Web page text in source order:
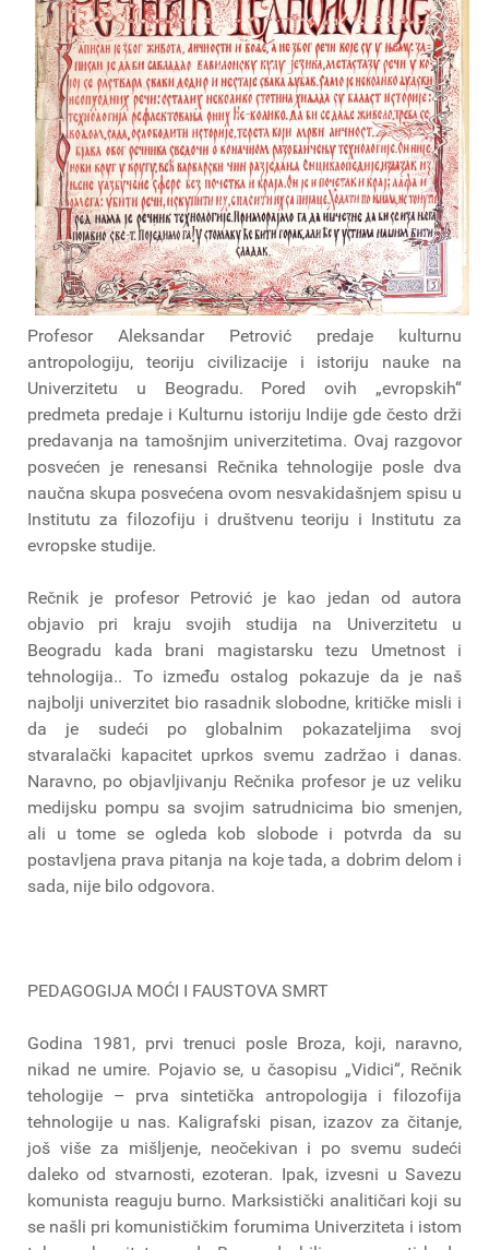
Profesor Aleksandar Petrović predaje kulturnu
antropologiju, teoriju civilizacije i istoriju nauke na
Univerzitetu u Beogradu. Pored ovih „evropskih“
predmeta predaje i Kulturnu istoriju Indije gde često drži
predavanja na tamošnjim univerzitetima. Ovaj razgovor
posvećen je renesansi Rečnika tehnologije posle dva
naučna skupa posvećena ovom nesvakidašnjem spisu u
Institutu za filozofiju i društvenu teoriju i Institutu za
evropske studije.
Rečnik je profesor Petrović je kao jedan od autora
objavio pri kraju svojih studija na Univerzitetu u
Beogradu kada brani magistarsku tezu Umetnost i
tehnologija.. To između ostalog pokazuje da je naš
najbolji univerzitet bio rasadnik slobodne, kritičke misli i
da je sudeći po globalnim pokazateljima svoj
stvaralački kapacitet uprkos svemu zadržao i danas.
Naravno, po objavljivanju Rečnika profesor je uz veliku
medijsku pompu sa svojim satrudnicima bio smenjen,
ali u tome se ogleda kob slobode i potvrda da su
postavljena prava pitanja na koje tada, a dobrim delom i
sada, nije bilo odgovora.
PEDAGOGIJA MOĆI I FAUSTOVA SMRT
Godina 1981, prvi trenuci posle Broza, koji, naravno,
nikad ne umire. Pojavio se, u časopisu „Vidici“, Rečnik
tehologije – prva sintetička antropologija i filozofija
tehnologije u nas. Kaligrafski pisan, izazov za čitanje,
još više za mišljenje, neočekivan i po svemu sudeći
daleko od stvarnosti, ezoteran. Ipak, izvesni u Savezu
komunista reaguju burno. Marksistički analitičari koji su
se našli pri komunističkim forumima Univerziteta i istom